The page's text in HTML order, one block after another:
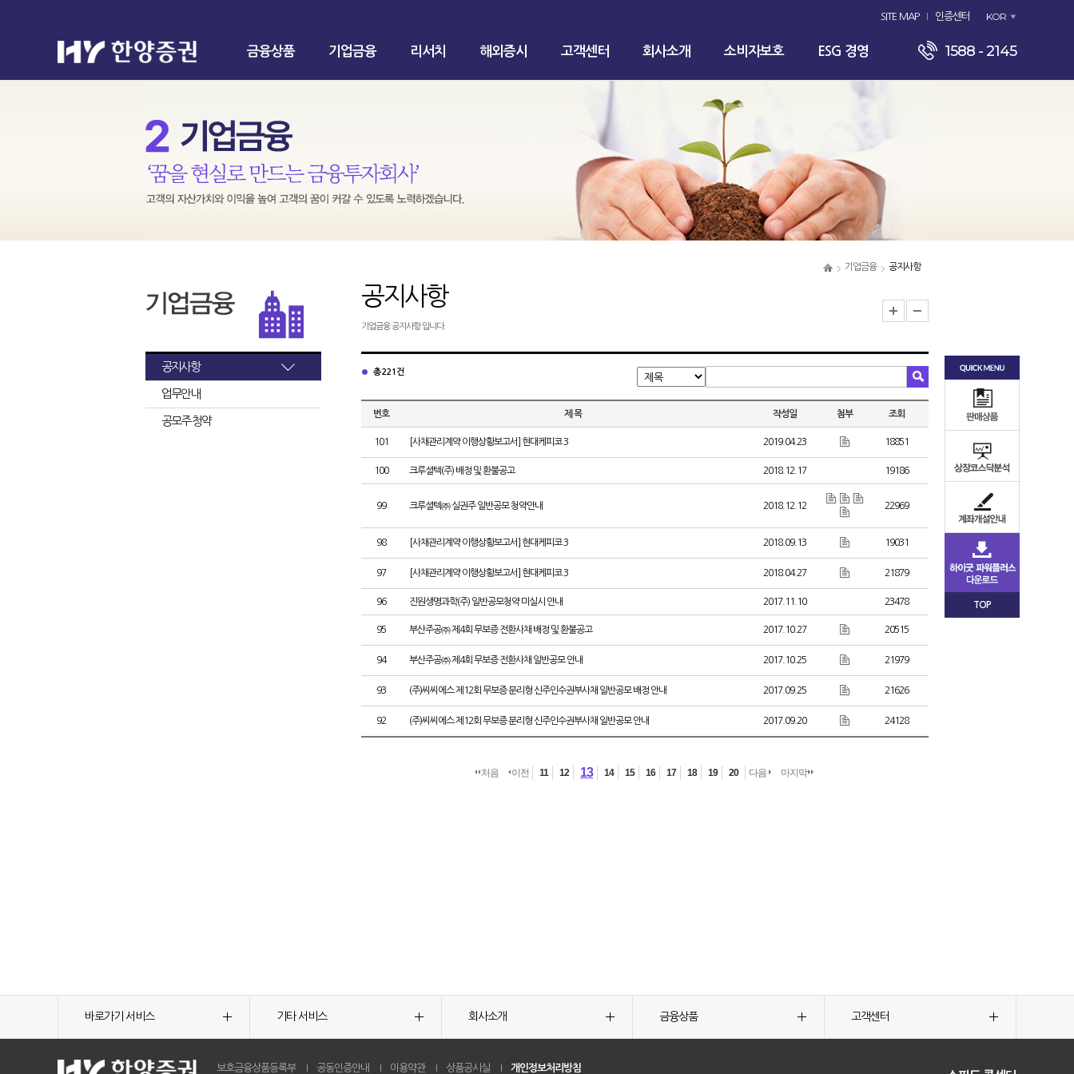
SITE MAP 인증센터 KOR
금융상품 기업금융 리서치 해외증시 고객센터 회사소개 소비자보호 ESG 경영 1588 - 2145
기업금융 공지사항
공지사항
업무안내
공모주 청약
공지사항
기업금융 공지사항 입니다.
총 221건
번호 제 목 작성일 첨부 조회
101 [사채관리계약 이행상황보고서] 현대케피코 3 2019.04.23 18851
100 크루셜텍(주) 배정 및 환불공고 2018.12.17 19186
99 크루셜텍㈜ 실권주 일반공모 청약안내 2018.12.12 22969
98 [사채관리계약 이행상황보고서] 현대케피코 3 2018.09.13 19031
97 [사채관리계약 이행상황보고서] 현대케피코 3 2018.04.27 21879
96 진원생명과학(주) 일반공모청약 미실시 안내 2017.11.10 23478
95 부산주공㈜ 제4회 무보증 전환사채 배정 및 환불공고 2017.10.27 20515
94 부산주공㈜ 제4회 무보증 전환사채 일반공모 안내 2017.10.25 21979
93 (주)씨씨에스 제12회 무보증 분리형 신주인수권부사채 일반공모 배정 안내 2017.09.25 21626
92 (주)씨씨에스 제12회 무보증 분리형 신주인수권부사채 일반공모 안내 2017.09.20 24128
처음 이전 11 12 13 14 15 16 17 18 19 20 다음 마지막
TOP
바로가기 서비스 기타 서비스 회사소개 금융상품 고객센터
보호금융상품등록부 공동인증안내 이용약관 상품공시실 개인정보처리방침